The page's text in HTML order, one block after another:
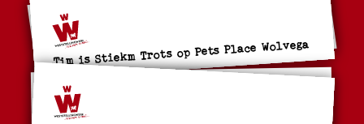
Tim is Stiekm Trots op Pets Place Wolvega